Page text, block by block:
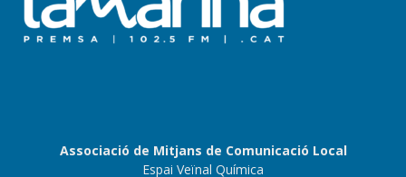
Associació de Mitjans de Comunicació Local
Espai Veïnal Química